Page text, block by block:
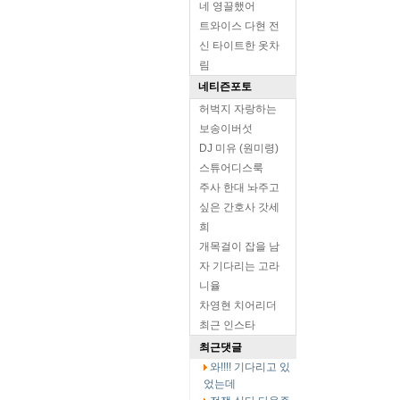
네 영끌했어
트와이스 다현 전
신 타이트한 옷차
림
네티즌포토
허벅지 자랑하는
보송이버섯
DJ 미유 (원미령)
스튜어디스룩
주사 한대 놔주고
싶은 간호사 갓세
희
개목걸이 잡을 남
자 기다리는 고라
니율
차영현 치어리더
최근 인스타
최근댓글
와!!!! 기다리고 있
었는데